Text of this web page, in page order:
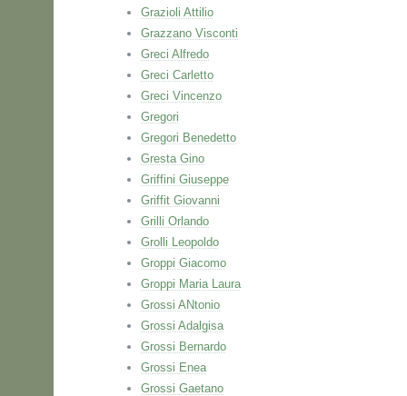
Grazioli Attilio
Grazzano Visconti
Greci Alfredo
Greci Carletto
Greci Vincenzo
Gregori
Gregori Benedetto
Gresta Gino
Griffini Giuseppe
Griffit Giovanni
Grilli Orlando
Grolli Leopoldo
Groppi Giacomo
Groppi Maria Laura
Grossi ANtonio
Grossi Adalgisa
Grossi Bernardo
Grossi Enea
Grossi Gaetano